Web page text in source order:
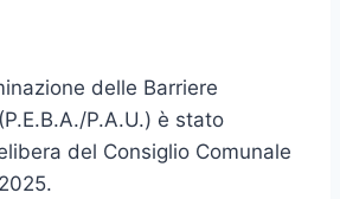
delle Barriere
P.A.U.) è stato
del Consiglio Comunale